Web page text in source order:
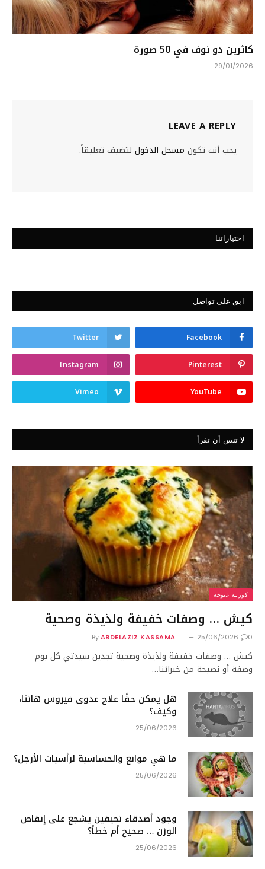
كاثرين دو نوف في 50 صورة
29/01/2026
LEAVE A REPLY
يجب أنت تكون مسجل الدخول لتضيف تعليقاً.
اختياراتنا
ابق على تواصل
Facebook
Twitter
Pinterest
Instagram
YouTube
Vimeo
لا تنس أن تقرأ
كوزينة غنوجة
كيش … وصفات خفيفة ولذيذة وصحية
By ABDELAZIZ KASSAMA 25/06/2026 0
كيش … وصفات خفيفة ولذيذة وصحية تجدين سيدتي كل يوم
وصفة أو نصيحة من خبرائنا…
هل يمكن حقًا علاج عدوى فيروس هانتا،
وكيف؟
25/06/2026
ما هي موانع والحساسية لرأسيات الأرجل؟
25/06/2026
وجود أصدقاء نحيفين يشجع على إنقاص
الوزن … صحيح أم خطأ؟
25/06/2026